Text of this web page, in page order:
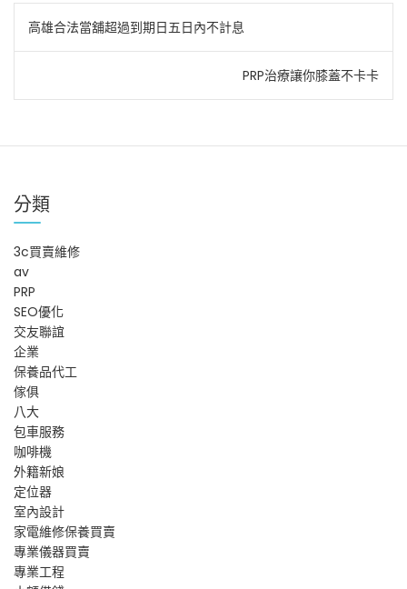
文
章
導
覽
高雄合法當舖超過到期日五日內不計息
PRP治療讓你膝蓋不卡卡
分類
3c買賣維修
av
PRP
SEO優化
交友聯誼
企業
保養品代工
傢俱
八大
包車服務
咖啡機
外籍新娘
定位器
室內設計
家電維修保養買賣
專業儀器買賣
專業工程